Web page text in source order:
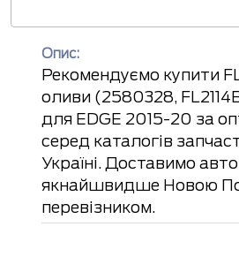
Опис:
Рекомендуємо купити
оливи (2580328,
для EDGE 2015-20 за
серед каталогів
Україні. Доставимо
якнайшвидше Новою
перевізником.